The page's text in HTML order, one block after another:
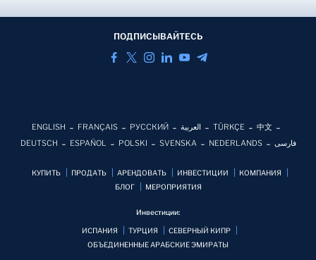
ПОДПИСЫВАЙТЕСЬ
ENGLISH FRANÇAIS РУССКИЙ العربية TÜRKÇE
中文
DEUTSCH
ESPAÑOL POLSKI SVENSKA NEDERLANDS فارسی
КУПИТЬ ПРОДАТЬ АРЕНДОВАТЬ ИНВЕСТИЦИИ
КОМПАНИЯ
БЛОГ
MЕРОПРИЯТИЯ
Инвестиции:
ИСПАНИЯ ТУРЦИЯ
СЕВЕРНЫЙ КИПР
ОБЪЕДИНЕННЫЕ АРАБСКИЕ ЭМИРАТЫ